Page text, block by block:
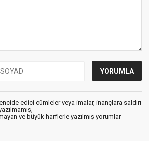
edici cümleler veya imalar, inançlara saldırı
ve büyük harflerle yazılmış yorumlar